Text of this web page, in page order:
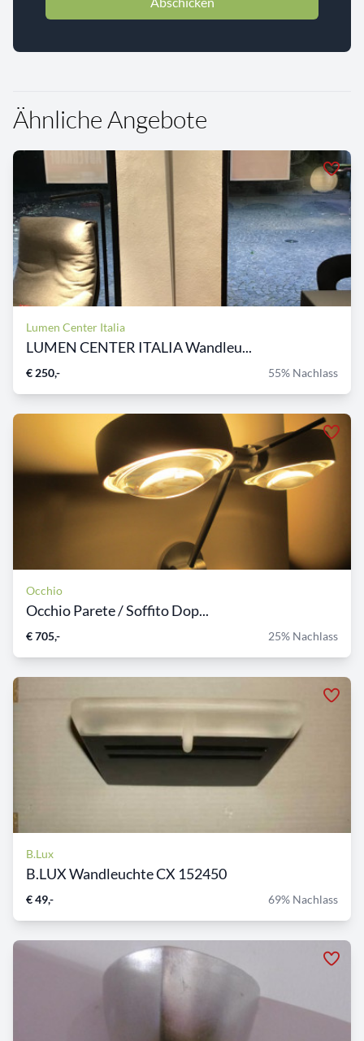
Ähnliche Angebote
Lumen Center Italia
LUMEN CENTER ITALIA Wandleu...
€ 250,- 55% Nachlass
Occhio
Occhio Parete / Soffito Dop...
€ 705,- 25% Nachlass
B.Lux
B.LUX Wandleuchte CX 152450
€ 49,- 69% Nachlass